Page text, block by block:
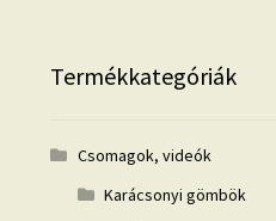
Termékkategóriák
Csomagok, videók
Karácsonyi gömbök